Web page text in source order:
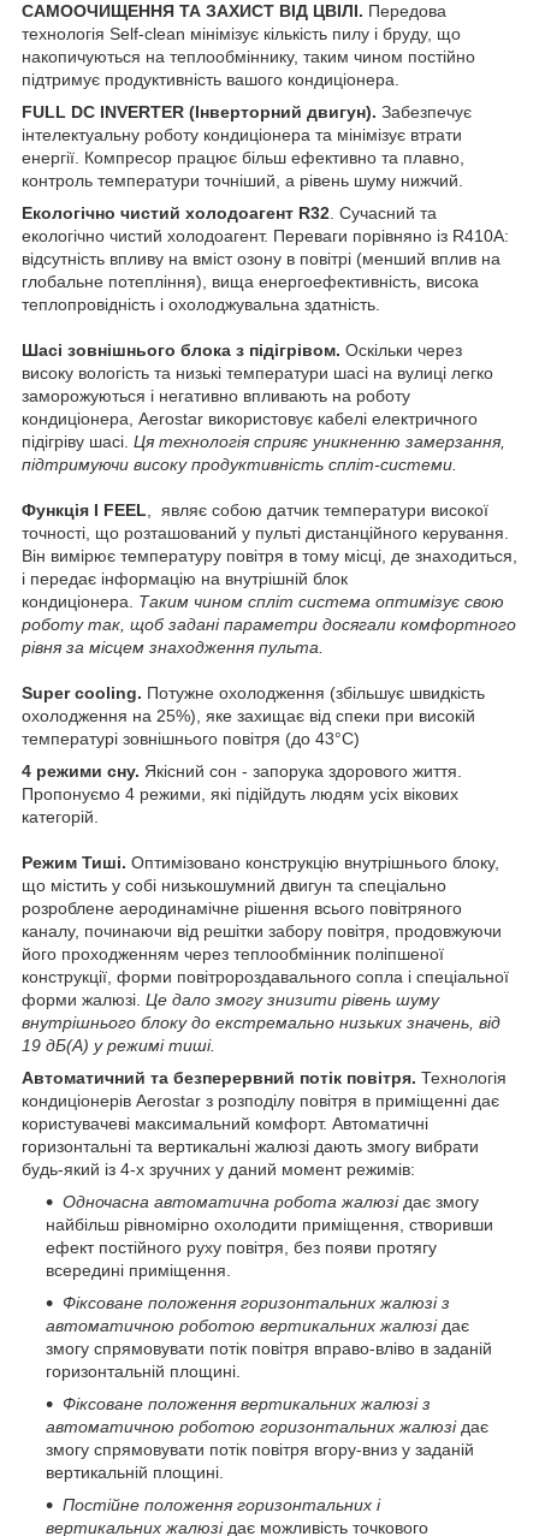
САМООЧИЩЕННЯ ТА ЗАХИСТ ВІД ЦВІЛІ. Передова
технологія Self-clean мінімізує кількість пилу і бруду, що
накопичуються на теплообміннику, таким чином постійно
підтримує продуктивність вашого кондиціонера.
FULL DC INVERTER (Інверторний двигун). Забезпечує
інтелектуальну роботу кондиціонера та мінімізує втрати
енергії. Компресор працює більш ефективно та плавно,
контроль температури точніший, а рівень шуму нижчий.
Екологічно чистий холодоагент R32. Сучасний та
екологічно чистий холодоагент. Переваги порівняно із R410A:
відсутність впливу на вміст озону в повітрі (менший вплив на
глобальне потепління), вища енергоефективність, висока
теплопровідність і охолоджувальна здатність.
Шасі зовнішнього блока з підігрівом. Оскільки через
високу вологість та низькі температури шасі на вулиці легко
заморожуються і негативно впливають на роботу
кондиціонера, Aerostar використовує кабелі електричного
підігріву шасі. Ця технологія сприяє уникненню замерзання,
підтримуючи високу продуктивність спліт-системи.
Функція I FEEL, являє собою датчик температури високої
точності, що розташований у пульті дистанційного керування.
Він вимірює температуру повітря в тому місці, де знаходиться,
і передає інформацію на внутрішній блок
кондиціонера. Таким чином спліт система оптимізує свою
роботу так, щоб задані параметри досягали комфортного
рівня за місцем знаходження пульта.
Super cooling. Потужне охолодження (збільшує швидкість
охолодження на 25%), яке захищає від спеки при високій
температурі зовнішнього повітря (до 43°С)
4 режими сну. Якісний сон - запорука здорового життя.
Пропонуємо 4 режими, які підійдуть людям усіх вікових
категорій.
Режим Тиші. Оптимізовано конструкцію внутрішнього блоку,
що містить у собі низькошумний двигун та спеціально
розроблене аеродинамічне рішення всього повітряного
каналу, починаючи від решітки забору повітря, продовжуючи
його проходженням через теплообмінник поліпшеної
конструкції, форми повітророздавального сопла і спеціальної
форми жалюзі. Це дало змогу знизити рівень шуму
внутрішнього блоку до екстремально низьких значень, від
19 дБ(А) у режимі тиші.
Автоматичний та безперервний потік повітря. Технологія
кондиціонерів Aerostar з розподілу повітря в приміщенні дає
користувачеві максимальний комфорт. Автоматичні
горизонтальні та вертикальні жалюзі дають змогу вибрати
будь-який із 4-х зручних у даний момент режимів:
Одночасна автоматична робота жалюзідає змогу
найбільш рівномірно охолодити приміщення, створивши
ефект постійного руху повітря, без появи протягу
всередині приміщення.
Фіксоване положення горизонтальних жалюзі з
автоматичною роботою вертикальних жалюзідає
змогу спрямовувати потік повітря вправо-вліво в заданій
горизонтальній площині.
Фіксоване положення вертикальних жалюзі з
автоматичною роботою горизонтальних жалюзідає
змогу спрямовувати потік повітря вгору-вниз у заданій
вертикальній площині.
Постійне положення горизонтальних і
вертикальних жалюзідає можливість точкового